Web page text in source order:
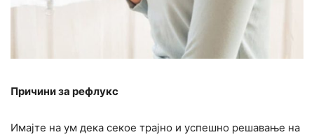
Причини за рефлукс
Имајте на ум дека секое трајно и успешно решавање на